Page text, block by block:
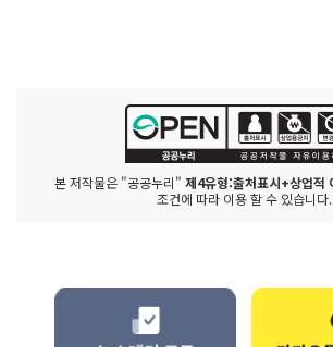
본 저작물은 "공공누리" 제4유형:출처표시+상업적
조건에 따라 이용 할 수 있습니다.